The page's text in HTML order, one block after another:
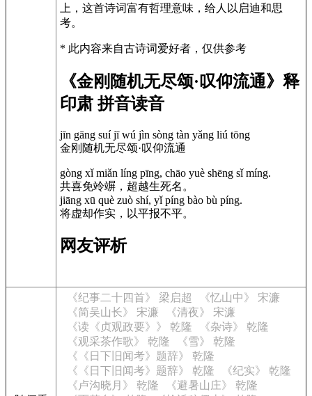
上，这首诗词富有哲理意味，给人以启迪和思
考。
* 此内容来自古诗词爱好者，仅供参考
《金刚随机无尽颂·叹仰流通》释
印肃 拼音读音
jīn gāng suí jī wú jìn sòng tàn yǎng liú tōng
金刚随机无尽颂·叹仰流通
gòng xǐ miǎn líng pīng, chāo yuè shēng sǐ míng.
共喜免竛竮，超越生死名。
jiāng xū què zuò shí, yǐ píng bào bù píng.
将虚却作实，以平报不平。
网友评析
《纪事二十四首》 梁启超
《忆山中》 宋濂
《简吴山长》 宋濂
《清夜》 宋濂
《读《贞观政要》》 乾隆
《杂诗》 乾隆
《观采茶作歌》 乾隆
《雪》 乾隆
《《日下旧闻考》题辞》 乾隆
《《日下旧闻考》题辞》 乾隆
《纪实》 乾隆
《卢沟晓月》 乾隆
《避暑山庄》 乾隆